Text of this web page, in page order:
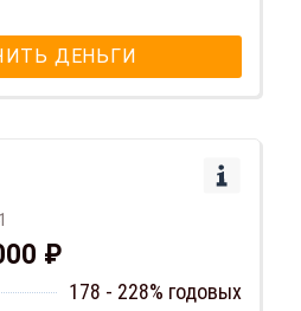
ДЕНЬГИ
₽
178 - 228% годовых